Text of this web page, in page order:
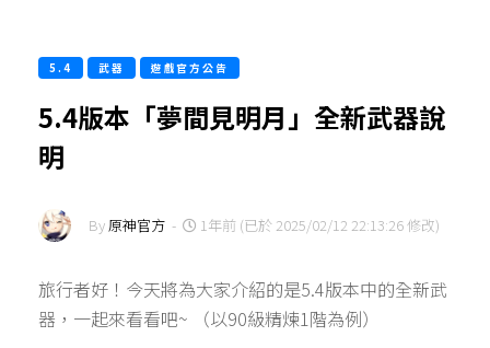
5.4 武器 遊戲官方公告
5.4版本「夢間見明月」全新武器說
明
By原神官方 - 1年前 (已於 2025/02/12 22:13:26 修改)
旅行者好！今天將為大家介紹的是5.4版本中的全新武
器，一起來看看吧~ （以90級精煉1階為例）